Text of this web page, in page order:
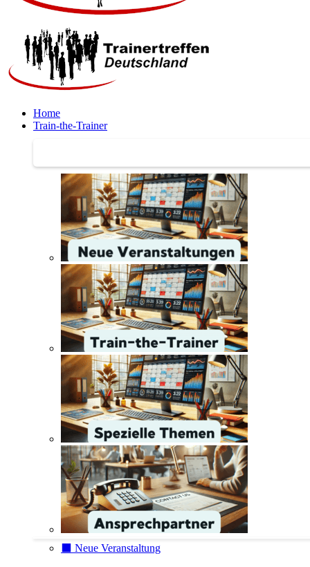
Home
Train-the-Trainer
⬛️ Neue Veranstaltung